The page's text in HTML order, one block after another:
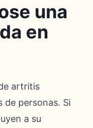
una
en
artritis
de personas. Si
a su